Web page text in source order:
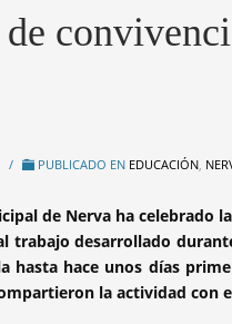
/ PUBLICADO EN EDUCACIÓN,
de Nerva ha celebrado
trabajo desarrollado
hasta hace unos días
la actividad